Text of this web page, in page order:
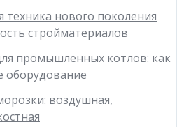
техника нового поколения
стройматериалов
промышленных котлов: как
оборудование
воздушная,